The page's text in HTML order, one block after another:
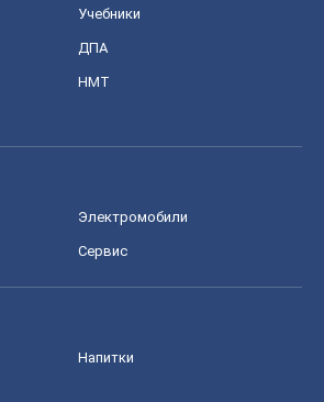
Учебники
ДПА
НМТ
Электромобили
Сервис
Напитки